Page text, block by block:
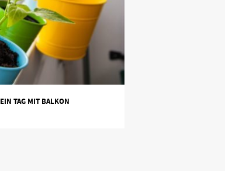
EIN TAG MIT BALKON